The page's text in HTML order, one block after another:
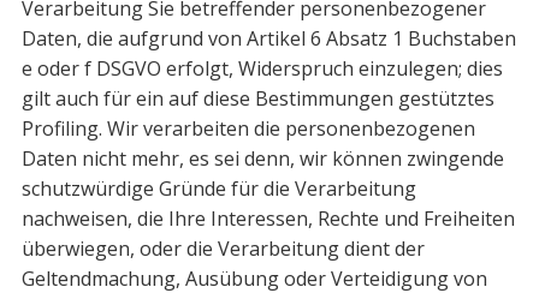
Verarbeitung Sie betreffender personenbezogener
Daten, die aufgrund von Artikel 6 Absatz 1 Buchstaben
e oder f DSGVO erfolgt, Widerspruch einzulegen; dies
gilt auch für ein auf diese Bestimmungen gestütztes
Profiling. Wir verarbeiten die personenbezogenen
Daten nicht mehr, es sei denn, wir können zwingende
schutzwürdige Gründe für die Verarbeitung
nachweisen, die Ihre Interes­sen, Rechte und Freiheiten
überwiegen, oder die Verarbeitung dient der
Geltendma­chung, Ausübung oder Verteidigung von